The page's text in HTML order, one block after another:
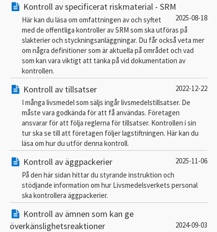
Kontroll av specificerat riskmaterial - SRM
2025-08-18
Här kan du läsa om omfattningen av och syftet
med de offentliga kontroller av SRM som ska utföras på
slakterier och styckningsanläggningar. Du får också veta mer
om några definitioner som är aktuella på området och vad
som kan vara viktigt att tänka på vid dokumentation av
kontrollen.
Kontroll av tillsatser
2022-12-22
I många livsmedel som säljs ingår livsmedelstillsatser. De
måste vara godkända för att få användas. Företagen
ansvarar för att följa reglerna för tillsatser. Kontrollen i sin
tur ska se till att företagen följer lagstiftningen. Här kan du
läsa om hur du utför denna kontroll.
Kontroll av äggpackerier
2025-11-06
På den här sidan hittar du styrande instruktion och
stödjande information om hur Livsmedelsverkets personal
ska kontrollera äggpackerier.
Kontroll av ämnen som kan ge
överkänslighetsreaktioner
2024-09-03